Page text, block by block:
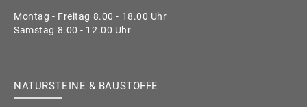
Montag - Freitag 8.00 - 18.00 Uhr
Samstag 8.00 - 12.00 Uhr
NATURSTEINE & BAUSTOFFE